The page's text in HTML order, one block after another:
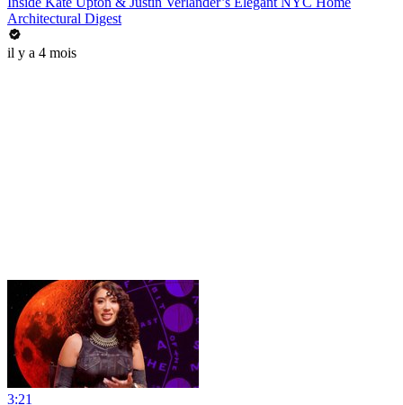
Architectural Digest
il y a 4 mois
3:21